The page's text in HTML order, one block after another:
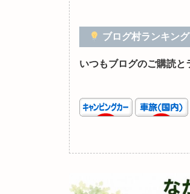
ブログ村ランキング
いつもブログのご購読と